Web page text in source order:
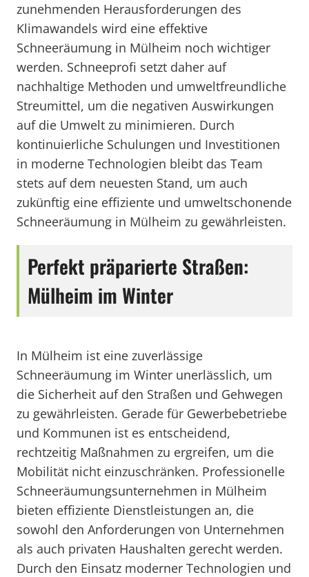
zunehmenden Herausforderungen des
Klimawandels wird eine effektive
Schneeräumung in Mülheim noch wichtiger
werden. Schneeprofi setzt daher auf
nachhaltige Methoden und umweltfreundliche
Streumittel, um die negativen Auswirkungen
auf die Umwelt zu minimieren. Durch
kontinuierliche Schulungen und Investitionen
in moderne Technologien bleibt das Team
stets auf dem neuesten Stand, um auch
zukünftig eine effiziente und umweltschonende
Schneeräumung in Mülheim zu gewährleisten.
Perfekt präparierte Straßen:
Mülheim im Winter
In Mülheim ist eine zuverlässige
Schneeräumung im Winter unerlässlich, um
die Sicherheit auf den Straßen und Gehwegen
zu gewährleisten. Gerade für Gewerbebetriebe
und Kommunen ist es entscheidend,
rechtzeitig Maßnahmen zu ergreifen, um die
Mobilität nicht einzuschränken. Professionelle
Schneeräumungsunternehmen in Mülheim
bieten effiziente Dienstleistungen an, die
sowohl den Anforderungen von Unternehmen
als auch privaten Haushalten gerecht werden.
Durch den Einsatz moderner Technologien und